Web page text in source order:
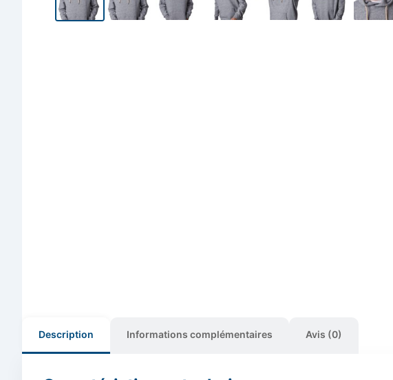
Description Informations complémentaires Avis (0)